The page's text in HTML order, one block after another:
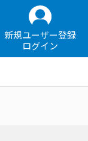
新規ユーザー登録
ログイン